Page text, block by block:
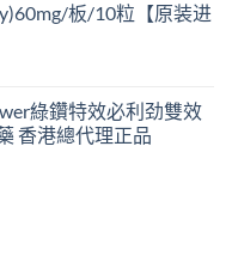
板/10粒【原装进
綠鑽特效必利劲雙效
香港總代理正品